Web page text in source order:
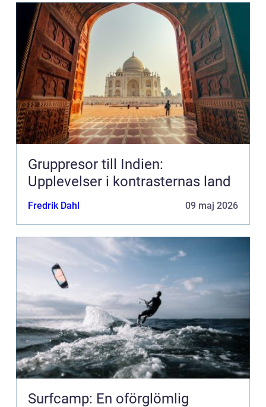
Gruppresor till Indien:
Upplevelser i kontrasternas land
Fredrik Dahl 09 maj 2026
Surfcamp: En oförglömlig